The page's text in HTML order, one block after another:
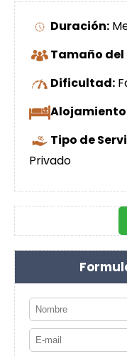
Duración:
Tamaño del
Dificultad:
Tipo de
Privado